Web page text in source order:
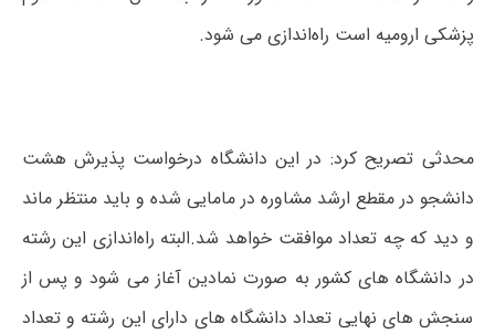
پزشکی ارومیه است راه‌اندازی می شود.
محدثی تصریح کرد: در این دانشگاه درخواست پذیرش هشت
دانشجو در مقطع ارشد مشاوره در مامایی شده و باید منتظر ماند
و دید که چه تعداد موافقت خواهد شد.البته راه‌اندازی این رشته
در دانشگاه های کشور به صورت نمادین آغاز می شود و پس از
سنجش های نهایی تعداد دانشگاه های دارای این رشته و تعداد